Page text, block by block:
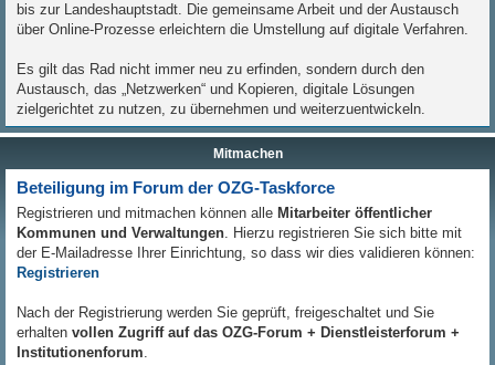
bis zur Landeshauptstadt. Die gemeinsame Arbeit und der Austausch
über Online-Prozesse erleichtern die Umstellung auf digitale Verfahren.
Es gilt das Rad nicht immer neu zu erfinden, sondern durch den
Austausch, das „Netzwerken“ und Kopieren, digitale Lösungen
zielgerichtet zu nutzen, zu übernehmen und weiterzuentwickeln.
Mitmachen
Beteiligung im Forum der OZG-Taskforce
Registrieren und mitmachen können alle Mitarbeiter öffentlicher
Kommunen und Verwaltungen . Hierzu registrieren Sie sich bitte mit
der E-Mailadresse Ihrer Einrichtung, so dass wir dies validieren können:
Registrieren
Nach der Registrierung werden Sie geprüft, freigeschaltet und Sie
erhalten vollen Zugriff auf das OZG-Forum + Dienstleisterforum +
Institutionenforum